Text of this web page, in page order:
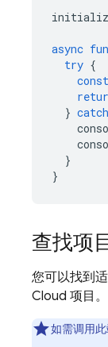
async
try {
const
} catch
}
}
查找项
您可以找到
Cloud 项目。
如需调用